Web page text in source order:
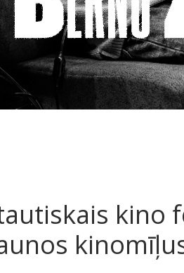
kino